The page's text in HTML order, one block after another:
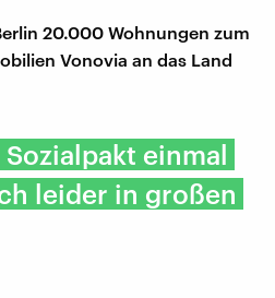
20.000 Wohnungen zum
Vonovia an das Land
einmal
leider in großen